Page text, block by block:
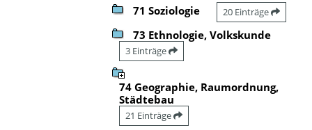
71 Soziologie 20 Einträge
73 Ethnologie, Volkskunde
3 Einträge
74 Geographie, Raumordnung,
Städtebau
21 Einträge